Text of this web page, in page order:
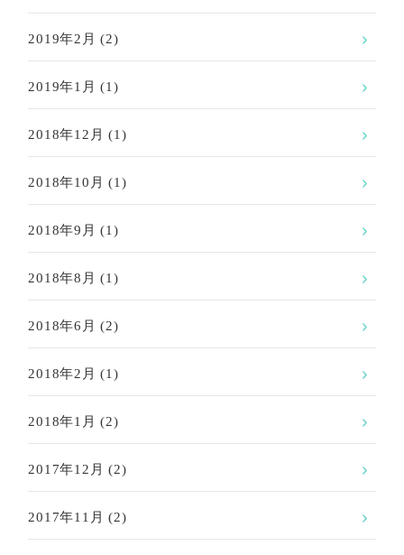
2019年2月 (2)
2019年1月 (1)
2018年12月 (1)
2018年10月 (1)
2018年9月 (1)
2018年8月 (1)
2018年6月 (2)
2018年2月 (1)
2018年1月 (2)
2017年12月 (2)
2017年11月 (2)